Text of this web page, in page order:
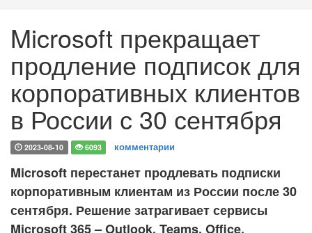
Microsoft прекращает
продление подписок для
корпоративных клиентов
в России с 30 сентября
2023-08-10 6093 комментарии
Microsoft перестанет продлевать подписки
корпоративным клиентам из России после 30
сентября. Решение затрагивает сервисы
Microsoft 365 – Outlook, Teams, Office,